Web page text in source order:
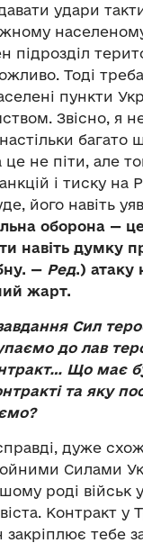
удари
підрозділ
Тоді треба
пункти
Звісно, я
багато
це не піти, але
і тиску на
його навіть
оборона —
навіть думку
— Ред.) атаку
жарт.
Сил
до лав
Що має
та яку
дуже
Силами
роді військ
Контракт у
закріплює тебе